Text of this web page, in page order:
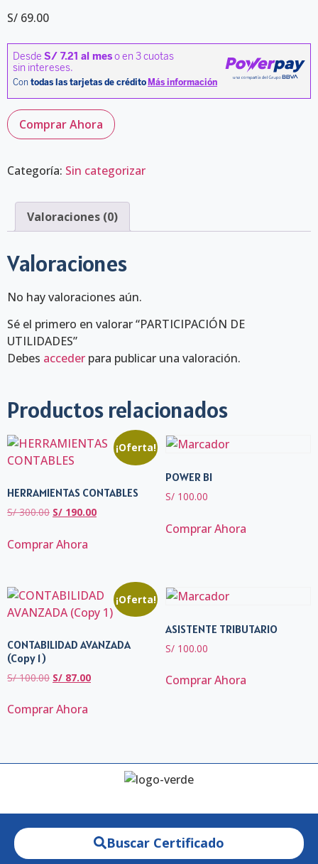
S/ 69.00
Comprar Ahora
Categoría: Sin categorizar
Valoraciones (0)
Valoraciones
No hay valoraciones aún.
Sé el primero en valorar “PARTICIPACIÓN DE
UTILIDADES”
Debes acceder para publicar una valoración.
Productos relacionados
¡Oferta!
HERRAMIENTAS CONTABLES
S/300.00 S/ 190.00
Comprar Ahora
POWER BI
S/100.00
Comprar Ahora
¡Oferta!
CONTABILIDAD AVANZADA
(Copy 1)
S/100.00 S/ 87.00
Comprar Ahora
ASISTENTE TRIBUTARIO
S/100.00
Comprar Ahora
Buscar Certificado